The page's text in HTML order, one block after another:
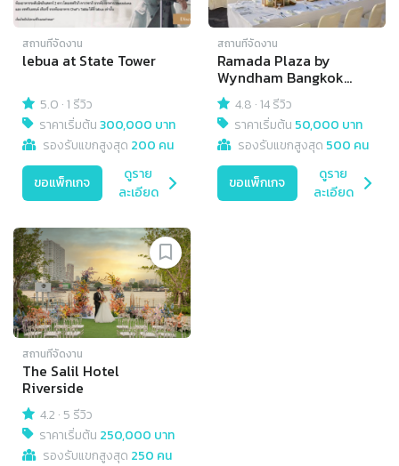
สถานที่จัดงาน
lebua at State Tower
5.0 ·1 รีวิว
ราคาเริ่มต้น300,000 บาท
รองรับแขกสูงสุด 200 คน
ขอแพ็กเกจ
ดูราย
ละเอียด
สถานที่จัดงาน
Ramada Plaza by
Wyndham Bangkok
Menam Riverside
4.8 ·14 รีวิว
ราคาเริ่มต้น 50,000 บาท
รองรับแขกสูงสุด 500 คน
ขอแพ็กเกจ
ดูราย
ละเอียด
สถานที่จัดงาน
The Salil Hotel
Riverside
4.2 · 5 รีวิว
ราคาเริ่มต้น 250,000 บาท
รองรับแขกสูงสุด 250 คน